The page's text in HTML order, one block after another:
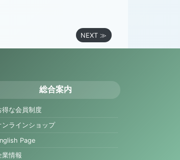
NEXT ≫
総合案内
得な会員制度
ンラインショップ
Page
業情報